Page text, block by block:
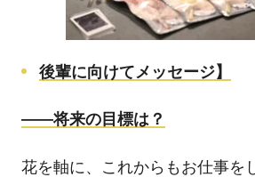
後輩に向けてメッセージ】
――将来の目標は？
花を軸に、これからもお仕事を